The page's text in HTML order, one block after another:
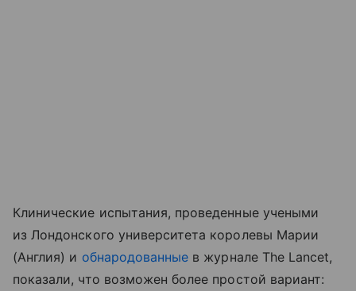
Клинические испытания, проведенные учеными
из Лондонского университета королевы Марии
(Англия) и обнародованные в журнале The Lancet,
показали, что возможен более простой вариант: